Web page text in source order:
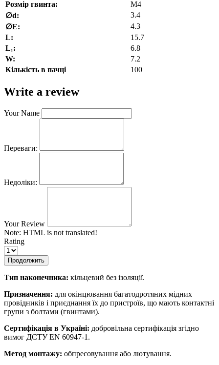
Розмір гвинта:
M4
∅d:
3.4
∅E:
4.3
L:
15.7
L₁:
6.8
W:
7.2
Кількість в пачці
100
Write a review
Your Name
Переваги:
Недоліки:
Your Review
Note: HTML is not translated!
Rating
Продолжить
Тип наконечника: кільцевий без ізоляції.
Призначення: для окінцювання багатодротяних мідних
провідників і приєднання їх до пристроїв, що мають контактні
групи з болтами (гвинтами).
Сертифікація в Україні: добровільна сертифікація згідно
вимог ДСТУ EN 60947-1.
Метод монтажу: обпресовування або лютування.